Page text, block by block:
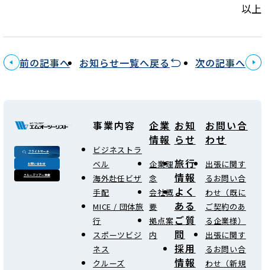
以上
前の記事へ お知らせ一覧へ戻る 次の記事へ
フライトサーチ
お問い合わせ
クルーズツアー検索
事業内容
ビジネストラ
ベル
海外赴任ビザ
手配
MICE / 団体旅
行
スポーツビジ
ネス
クルーズ
企業
情報
企業理
念
会社概
要
拠点案
内
お知
らせ
旅行
情報
よく
ある
ご質
問
採用
情報
お問い合
わせ
出張に関す
るお問い合
わせ（既に
ご契約のあ
る企業様）
出張に関す
るお問い合
わせ（新規